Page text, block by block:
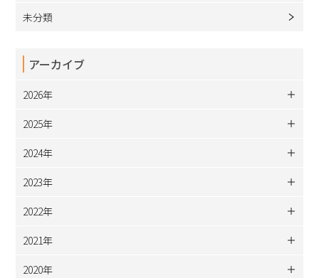
未分類
アーカイブ
2026年
2025年
2024年
2023年
2022年
2021年
2020年